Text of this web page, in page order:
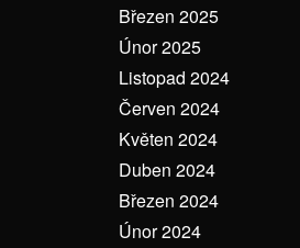
Březen 2025
Únor 2025
Listopad 2024
Červen 2024
Květen 2024
Duben 2024
Březen 2024
Únor 2024